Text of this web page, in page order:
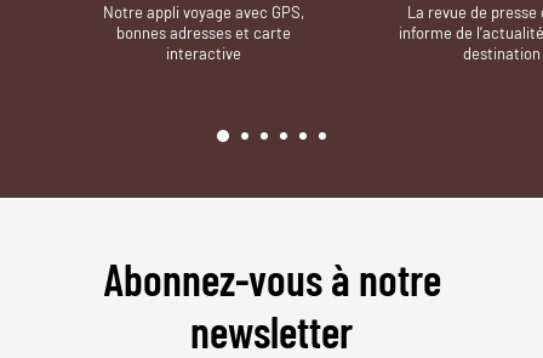
Notre appli voyage avec GPS,
bonnes adresses et carte
interactive
La revue de presse
informe de
destination
Abonnez-vous à notre
newsletter